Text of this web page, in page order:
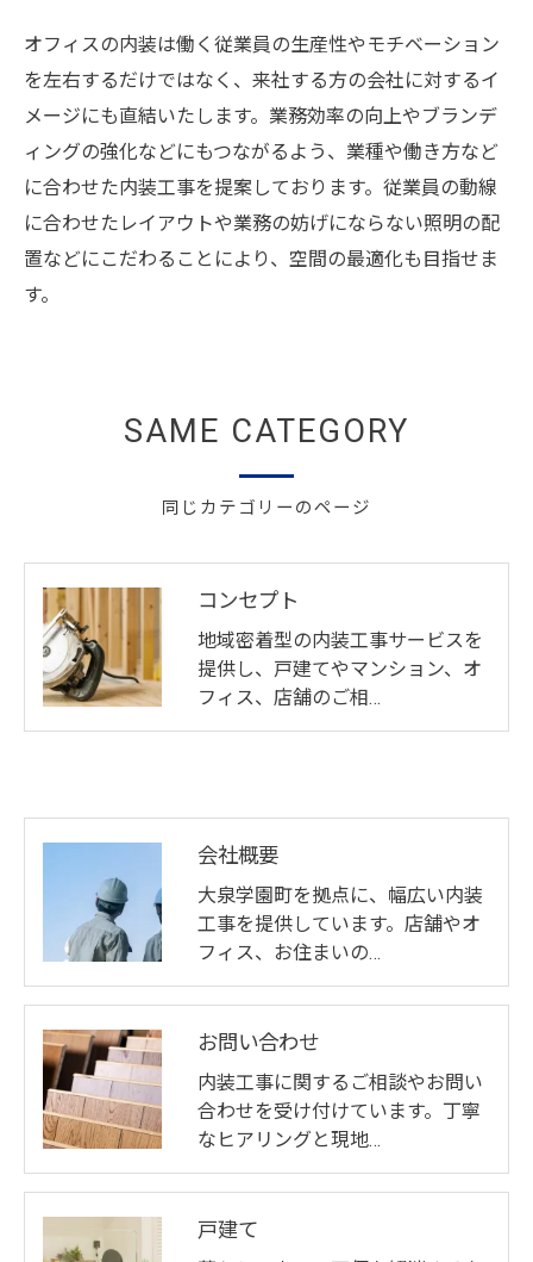
オフィスの内装は働く従業員の生産性やモチベーション
を左右するだけではなく、来社する方の会社に対するイ
メージにも直結いたします。業務効率の向上やブランデ
ィングの強化などにもつながるよう、業種や働き方など
に合わせた内装工事を提案しております。従業員の動線
に合わせたレイアウトや業務の妨げにならない照明の配
置などにこだわることにより、空間の最適化も目指せま
す。
同じカテゴリーのページ
SAME CATEGORY
コンセプト
地域密着型の内装工事サービスを
提供し、戸建てやマンション、オ
フィス、店舗のご相…
会社概要
大泉学園町を拠点に、幅広い内装
工事を提供しています。店舗やオ
フィス、お住まいの…
お問い合わせ
内装工事に関するご相談やお問い
合わせを受け付けています。丁寧
なヒアリングと現地…
戸建て